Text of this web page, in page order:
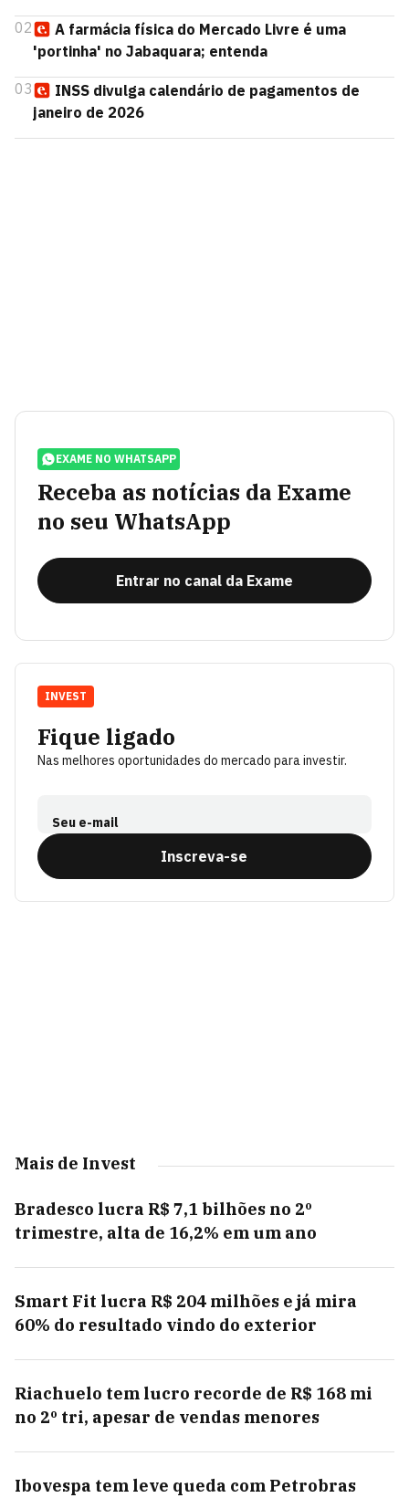
02
A farmácia física do Mercado Livre é uma
'portinha' no Jabaquara; entenda
03
INSS divulga calendário de pagamentos de
janeiro de 2026
EXAME NO WHATSAPP
Receba as notícias da Exame
no seu WhatsApp
Entrar no canal da Exame
Fique ligado
Nas melhores oportunidades do mercado para investir.
Seu e-mail
Inscreva-se
INVEST
Mais de Invest
Bradesco lucra R$ 7,1 bilhões no 2º
trimestre, alta de 16,2% em um ano
Smart Fit lucra R$ 204 milhões e já mira
60% do resultado vindo do exterior
Riachuelo tem lucro recorde de R$ 168 mi
no 2º tri, apesar de vendas menores
Ibovespa tem leve queda com Petrobras